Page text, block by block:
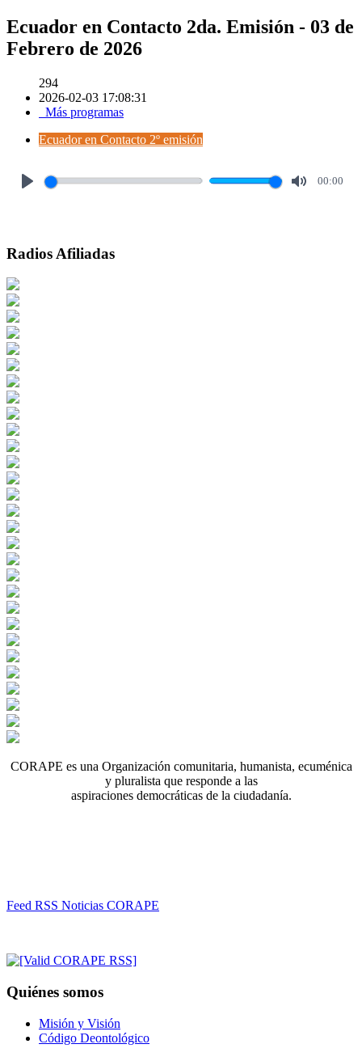
Ecuador en Contacto 2da. Emisión - 03 de
Febrero de 2026
294
2026-02-03 17:08:31
Más programas
Ecuador en Contacto 2º emisión
00:00
Radios Afiliadas
CORAPE es una Organización comunitaria, humanista, ecuménica
y pluralista que responde a las
aspiraciones democráticas de la ciudadanía.
Feed RSS Noticias CORAPE
Quiénes somos
Misión y Visión
Código Deontológico